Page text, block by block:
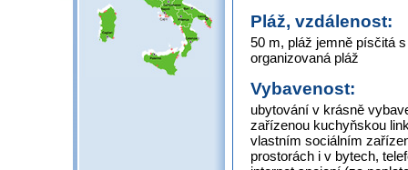
Pláž, vzdálenost:
50 m, pláž jemně písčitá
organizovaná pláž
Vybavenost:
ubytování v krásně
zařízenou kuchyňskou
vlastním sociálním
prostorách i v bytech,